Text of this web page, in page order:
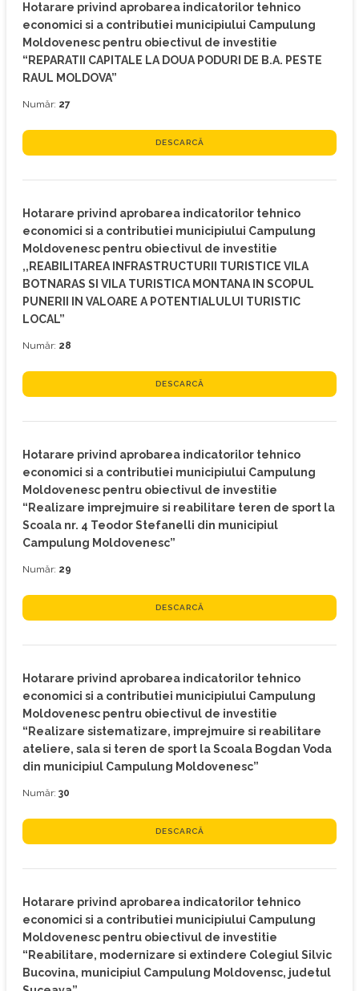
Hotarare privind aprobarea indicatorilor tehnico
economici si a contributiei municipiului Campulung
Moldovenesc pentru obiectivul de investitie
“REPARATII CAPITALE LA DOUA PODURI DE B.A. PESTE
RAUL MOLDOVA”
Număr: 27
DESCARCĂ
Hotarare privind aprobarea indicatorilor tehnico
economici si a contributiei municipiului Campulung
Moldovenesc pentru obiectivul de investitie
,,REABILITAREA INFRASTRUCTURII TURISTICE VILA
BOTNARAS SI VILA TURISTICA MONTANA IN SCOPUL
PUNERII IN VALOARE A POTENTIALULUI TURISTIC
LOCAL”
Număr: 28
DESCARCĂ
Hotarare privind aprobarea indicatorilor tehnico
economici si a contributiei municipiului Campulung
Moldovenesc pentru obiectivul de investitie
“Realizare imprejmuire si reabilitare teren de sport la
Scoala nr. 4 Teodor Stefanelli din municipiul
Campulung Moldovenesc”
Număr: 29
DESCARCĂ
Hotarare privind aprobarea indicatorilor tehnico
economici si a contributiei municipiului Campulung
Moldovenesc pentru obiectivul de investitie
“Realizare sistematizare, imprejmuire si reabilitare
ateliere, sala si teren de sport la Scoala Bogdan Voda
din municipiul Campulung Moldovenesc”
Număr: 30
DESCARCĂ
Hotarare privind aprobarea indicatorilor tehnico
economici si a contributiei municipiului Campulung
Moldovenesc pentru obiectivul de investitie
“Reabilitare, modernizare si extindere Colegiul Silvic
Bucovina, municipiul Campulung Moldovensc, judetul